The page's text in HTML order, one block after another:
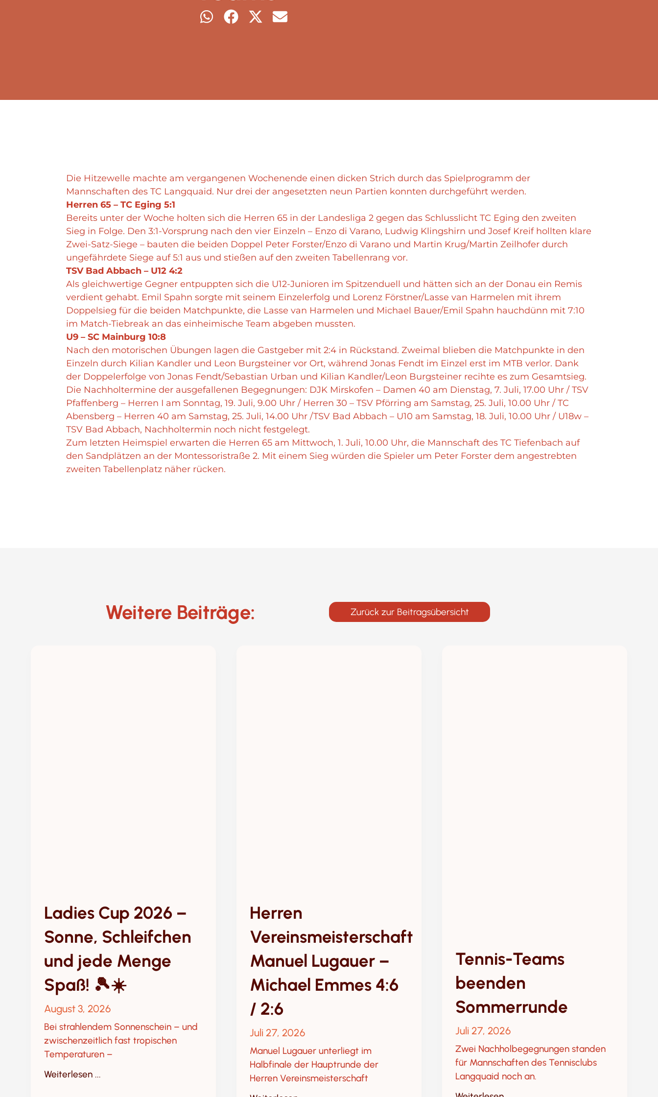
Die Hitzewelle machte am vergangenen Wochenende einen dicken Strich durch das Spielprogramm der
Mannschaften des TC Langquaid. Nur drei der angesetzten neun Partien konnten durchgeführt werden.
Herren 65 – TC Eging 5:1
Bereits unter der Woche holten sich die Herren 65 in der Landesliga 2 gegen das Schlusslicht TC Eging den zweiten
Sieg in Folge. Den 3:1-Vorsprung nach den vier Einzeln – Enzo di Varano, Ludwig Klingshirn und Josef Kreif hollten klare
Zwei-Satz-Siege – bauten die beiden Doppel Peter Forster/Enzo di Varano und Martin Krug/Martin Zeilhofer durch
ungefährdete Siege auf 5:1 aus und stießen auf den zweiten Tabellenrang vor.
TSV Bad Abbach – U12 4:2
Als gleichwertige Gegner entpuppten sich die U12-Junioren im Spitzenduell und hätten sich an der Donau ein Remis
verdient gehabt. Emil Spahn sorgte mit seinem Einzelerfolg und Lorenz Förstner/Lasse van Harmelen mit ihrem
Doppelsieg für die beiden Matchpunkte, die Lasse van Harmelen und Michael Bauer/Emil Spahn hauchdünn mit 7:10
im Match-Tiebreak an das einheimische Team abgeben mussten.
U9 – SC Mainburg 10:8
Nach den motorischen Übungen lagen die Gastgeber mit 2:4 in Rückstand. Zweimal blieben die Matchpunkte in den
Einzeln durch Kilian Kandler und Leon Burgsteiner vor Ort, während Jonas Fendt im Einzel erst im MTB verlor. Dank
der Doppelerfolge von Jonas Fendt/Sebastian Urban und Kilian Kandler/Leon Burgsteiner recihte es zum Gesamtsieg.
Die Nachholtermine der ausgefallenen Begegnungen: DJK Mirskofen – Damen 40 am Dienstag, 7. Juli, 17.00 Uhr / TSV
Pfaffenberg – Herren I am Sonntag, 19. Juli, 9.00 Uhr / Herren 30 – TSV Pförring am Samstag, 25. Juli, 10.00 Uhr / TC
Abensberg – Herren 40 am Samstag, 25. Juli, 14.00 Uhr /TSV Bad Abbach – U10 am Samstag, 18. Juli, 10.00 Uhr / U18w –
TSV Bad Abbach, Nachholtermin noch nicht festgelegt.
Zum letzten Heimspiel erwarten die Herren 65 am Mittwoch, 1. Juli, 10.00 Uhr, die Mannschaft des TC Tiefenbach auf
den Sandplätzen an der Montessoristraße 2. Mit einem Sieg würden die Spieler um Peter Forster dem angestrebten
zweiten Tabellenplatz näher rücken.
Weitere Beiträge: Zurück zur Beitragsübersicht
Ladies Cup 2026 –
Sonne, Schleifchen
und jede Menge
Spaß! 🎾☀️
August 3, 2026
Bei strahlendem Sonnenschein – und
zwischenzeitlich fast tropischen
Temperaturen –
Weiterlesen ...
Herren
Vereinsmeisterschaft
Manuel Lugauer –
Michael Emmes 4:6
/ 2:6
Juli 27, 2026
Manuel Lugauer unterliegt im
Halbfinale der Hauptrunde der
Herren Vereinsmeisterschaft
Tennis-Teams
beenden
Sommerrunde
Juli 27, 2026
Zwei Nachholbegegnungen standen
für Mannschaften des Tennisclubs
Langquaid noch an.